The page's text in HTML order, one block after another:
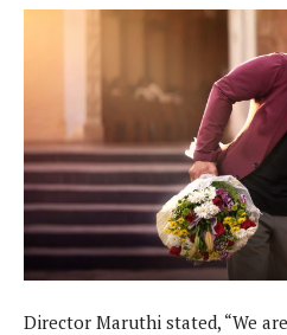
Director Maruthi stated, “We